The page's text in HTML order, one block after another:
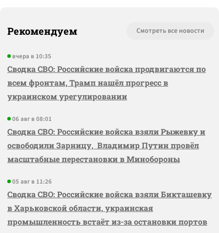
Рекомендуем Смотреть все новости
вчера в 10:35
Сводка СВО: Российские войска продвигаются по
всем фронтам, Трамп нашёл прогресс в
украинском урегулировании
06 авг в 08:01
Сводка СВО: Российские войска взяли Рыжевку и
освободили Зарницу, Владимир Путин провёл
масштабные перестановки в Минобороны
05 авг в 11:26
Сводка СВО: Российские войска взяли Бикташевку
в Харьковской области, украинская
промышленность встаёт из-за остановки портов